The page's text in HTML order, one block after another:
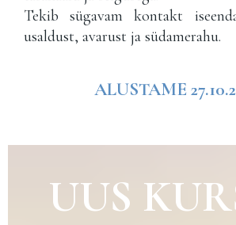
Tekib sügavam kontakt
usaldust, avarust ja südamerahu.
ALUSTAME
UUS